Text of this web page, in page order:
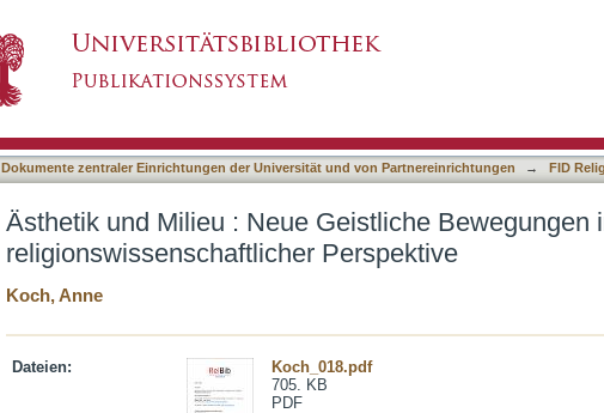
Dokumente zentraler Einrichtungen der Universität und von Partnereinrichtungen →
FID
Ästhetik und Milieu : Neue Geistliche Bewegungen
religionswissenschaftlicher Perspektive
Koch, Anne
Dateien:
Koch_018.pdf
705. KB
PDF